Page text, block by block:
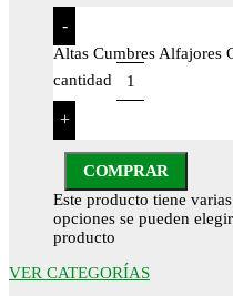
-
Altas Cumbres Alfajores
cantidad
+
COMPRAR
Este producto tiene
opciones se pueden
producto
VER CATEGORÍAS